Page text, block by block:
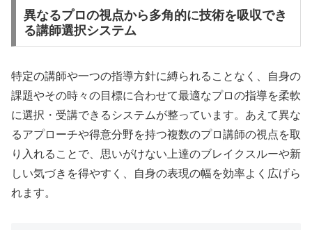
異なるプロの視点から多角的に技術を吸収でき
る講師選択システム
特定の講師や一つの指導方針に縛られることなく、自身の
課題やその時々の目標に合わせて最適なプロの指導を柔軟
に選択・受講できるシステムが整っています。あえて異な
るアプローチや得意分野を持つ複数のプロ講師の視点を取
り入れることで、思いがけない上達のブレイクスルーや新
しい気づきを得やすく、自身の表現の幅を効率よく広げら
れます。